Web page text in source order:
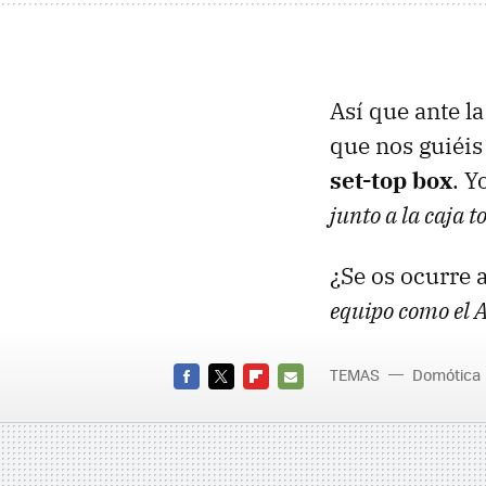
Así que ante
que nos
set-top box.
junto a la caja
¿Se os ocurre
equipo como el
MAIL
TEMAS Domótica